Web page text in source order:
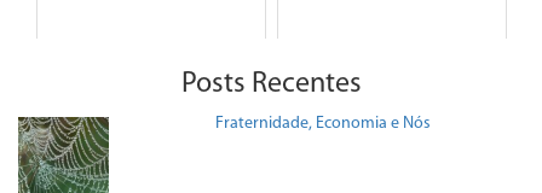
Posts Recentes
Fraternidade, Economia e Nós